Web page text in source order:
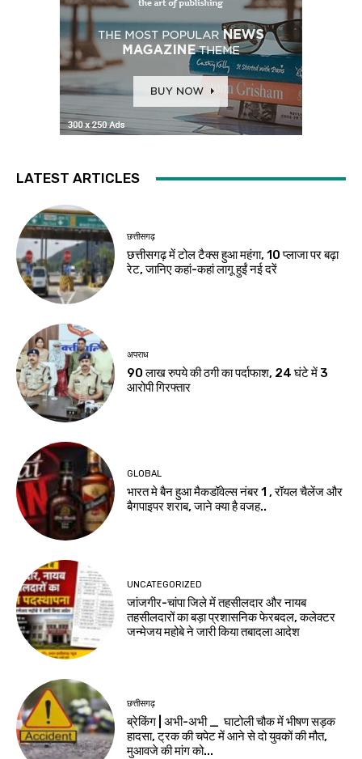
LATEST ARTICLES
छत्तीसगढ़
छत्तीसगढ़ में टोल टैक्स हुआ महंगा, 10 प्लाजा पर बढ़ा
रेट, जानिए कहां-कहां लागू हुईं नई दरें
अपराध
90 लाख रुपये की ठगी का पर्दाफाश, 24 घंटे में 3
आरोपी गिरफ्तार
GLOBAL
भारत मे बैन हुआ मैकडॉवेल्स नंबर 1 , रॉयल चैलेंज और
बैगपाइपर शराब, जाने क्या है वजह..
UNCATEGORIZED
जांजगीर-चांपा जिले में तहसीलदार और नायब
तहसीलदारों का बड़ा प्रशासनिक फेरबदल, कलेक्टर
जन्मेजय महोबे ने जारी किया तबादला आदेश
छत्तीसगढ़
ब्रेकिंग | अभी-अभी _ घाटोली चौक में भीषण सड़क
हादसा, ट्रक की चपेट में आने से दो युवकों की मौत,
मुआवजे की मांग को...